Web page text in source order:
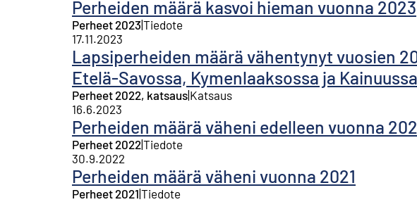
Perheiden määrä kasvoi hieman vuonna 2023
Perheet 2023 Tiedote
Lapsiperheiden määrä vähentynyt vuosien
Etelä-Savossa, Kymenlaaksossa ja Kainuussa
17.11.2023
Perheet 2022, katsaus Katsaus
Perheiden määrä väheni edelleen vuonna
16.6.2023
Perheet 2022Tiedote
Perheiden määrä väheni vuonna 2021
30.9.2022
Perheet 2021 Tiedote